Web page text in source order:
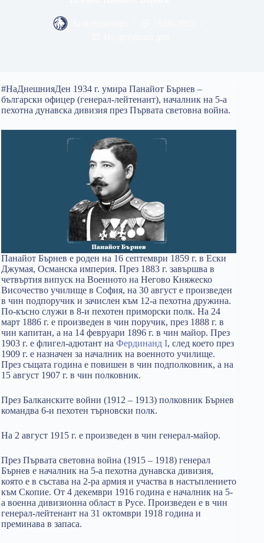
#НаДнешнияДен 1934 г. умира Панайот Бърнев –
български офицер (генерал-лейтенант), началник на 5-а
пехотна дунавска дивизия през Първата световна война.
Панайот Бърнев е роден на 16 септември 1859 г. в Ески
Джумая, Османска империя. През 1883 г. завършва в
четвъртия випуск на Военното на Негово Княжеско
Височество училище в София, на 30 август е произведен
в чин подпоручик и зачислен към 12-а пехотна дружина.
По-късно служи в 8-и пехотен приморски полк. На 24
март 1886 г. е произведен в чин поручик, през 1888 г. в
чин капитан, а на 14 февруари 1896 г. в чин майор. През
1903 г. е флигел-адютант на Фердинанд I, след което през
1909 г. е назначен за началник на военното училище.
През същата година е повишен в чин подполковник, а на
15 август 1907 г. в чин полковник.
През Балканските войни (1912 – 1913) полковник Бърнев
командва 6-и пехотен търновски полк.
На 2 август 1915 г. е произведен в чин генерал-майор.
През Първата световна война (1915 – 1918) генерал
Бърнев е началник на 5-а пехотна дунавска дивизия,
която е в състава на 2-ра армия и участва в настъплението
към Скопие. От 4 декември 1916 година е началник на 5-
а военна дивизионна област в Русе. Произведен е в чин
генерал-лейтенант на 31 октомври 1918 година и
преминава в запаса.